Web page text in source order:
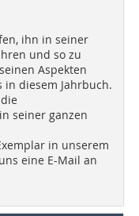
ihn in seiner
und so zu
Aspekten
diesem Jahrbuch.
seiner ganzen
in unserem
eine E-Mail an